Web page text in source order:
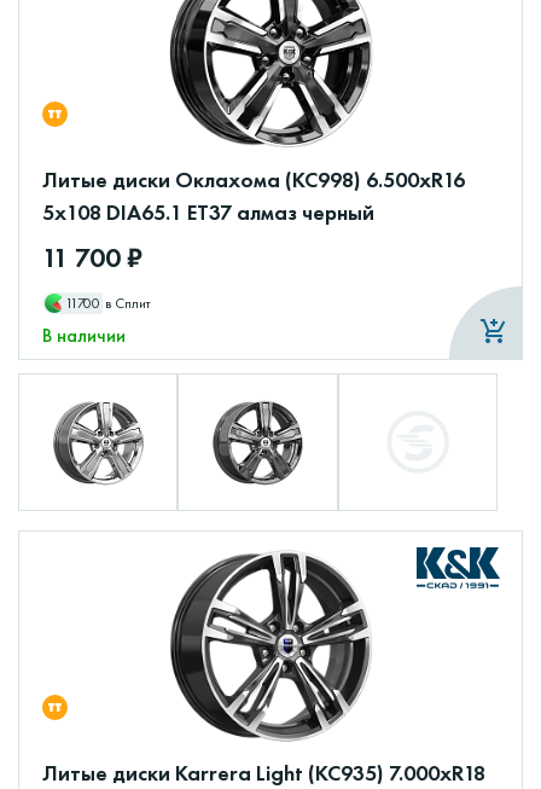
Литые диски Оклахома (КС998) 6.500xR16
5x108 DIA65.1 ET37 алмаз черный
11 700 ₽
11700 в Сплит
В наличии
Литые диски Karrera Light (КС935) 7.000xR18